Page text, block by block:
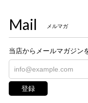
Mail メルマガ
当店からメールマガジン
登録